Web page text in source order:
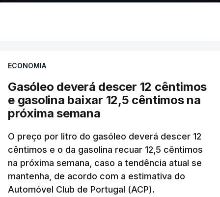
ECONOMIA
Gasóleo deverá descer 12 cêntimos
e gasolina baixar 12,5 cêntimos na
próxima semana
O preço por litro do gasóleo deverá descer 12
cêntimos e o da gasolina recuar 12,5 cêntimos
na próxima semana, caso a tendência atual se
mantenha, de acordo com a estimativa do
Automóvel Club de Portugal (ACP).